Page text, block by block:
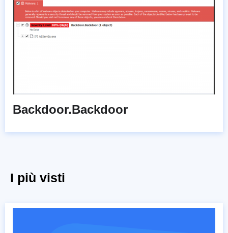
Backdoor.Backdoor
I più visti